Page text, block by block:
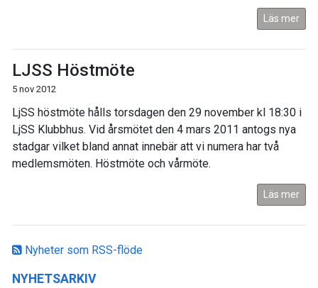
Nyheter som RSS-flöde
NYHETSARKIV
Läs mer
LJSS Höstmöte
5 nov 2012
LjSS höstmöte hålls torsdagen den 29 november kl 18:30 i
LjSS Klubbhus. Vid årsmötet den 4 mars 2011 antogs nya
stadgar vilket bland annat innebär att vi numera har två
medlemsmöten. Höstmöte och vårmöte.
Läs mer